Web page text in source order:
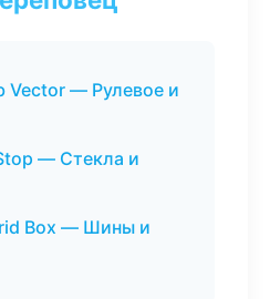
Vector — Рулевое и
— Стекла и
Box — Шины и